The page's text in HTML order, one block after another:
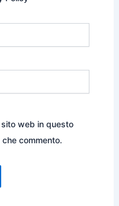
sito web in questo
commento.